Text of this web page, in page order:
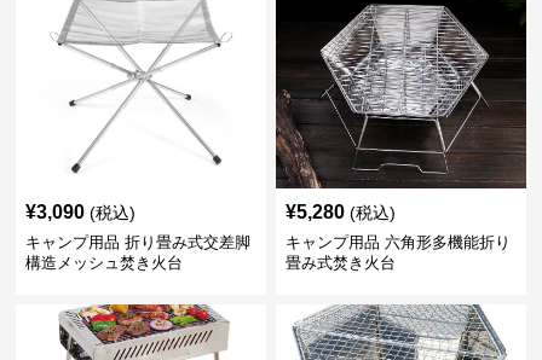
¥3,090 (税込)
キャンプ用品 折り畳み式交差脚
構造メッシュ焚き火台
¥5,280 (税込)
キャンプ用品 六角形多機能折り
畳み式焚き火台